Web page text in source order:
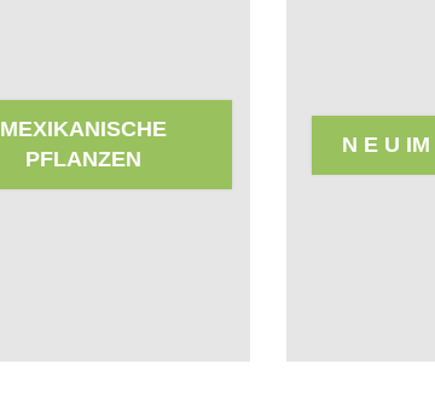
MEXIKANISCHE
PFLANZEN
N E U